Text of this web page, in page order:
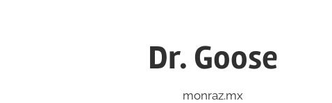
Dr. Goose
monraz.mx